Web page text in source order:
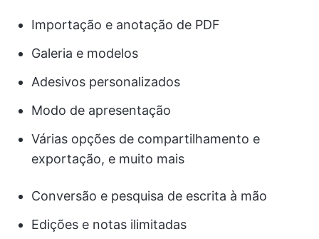
Importação e anotação de PDF
Galeria e modelos
Adesivos personalizados
Modo de apresentação
Várias opções de compartilhamento e
exportação, e muito mais
Conversão e pesquisa de escrita à mão
Edições e notas ilimitadas